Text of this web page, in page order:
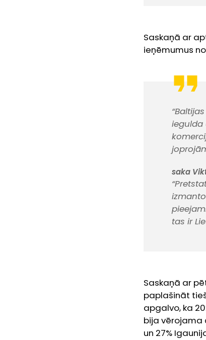
Saskaņā ar
ieņēmumus
iegulda
saka
tas ir
Saskaņā ar
paplašināt
apgalvo, ka
bija vērojama
un 27%